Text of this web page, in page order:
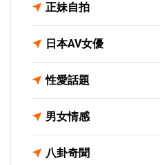
正妹自拍
日本AV女優
性愛話題
男女情感
八卦奇聞